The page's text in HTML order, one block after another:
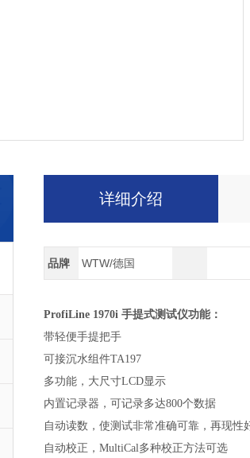
详细介绍
品牌 WTW/德国
ProfiLine 1970i 手提式测试仪功能：
带轻便手提把手
可接沉水组件TA197
多功能，大尺寸LCD显示
内置记录器，可记录多达800个数据
自动读数，使测试非常准确可靠，再现性
自动校正，MultiCal多种校正方法可选